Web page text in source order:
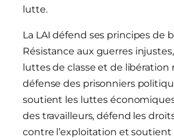
lutte.
La LAI défend ses principes de
Résistance aux guerres
luttes de classe et de libération
défense des prisonniers
soutient les luttes
des travailleurs, défend les
contre l’exploitation et